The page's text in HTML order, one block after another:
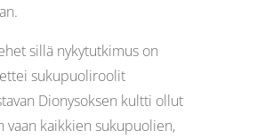
sillä nykytutkimus on
sukupuoliroolit
Dionysoksen kultti ollut
vaan kaikkien sukupuolien,